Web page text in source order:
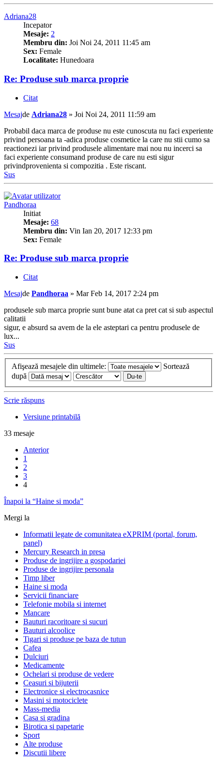
Adriana28
Incepator
Mesaje: 2
Membru din: Joi Noi 24, 2011 11:45 am
Sex: Female
Localitate: Hunedoara
Re: Produse sub marca proprie
Citat
Mesajde Adriana28 » Joi Noi 24, 2011 11:59 am
Probabil daca marca de produse nu este cunoscuta nu faci experiente
privind persoana ta -adica produse cosmetice la care nu stii cumo sa
reactionezi iar privind produsele alimentare mai nou nu incerci sa
faci experiente consumand produse de care nu esti sigur
privindprovenienta si compozitia . Este riscant.
Sus
Pandhoraa
Initiat
Mesaje: 68
Membru din: Vin Ian 20, 2017 12:33 pm
Sex: Female
Re: Produse sub marca proprie
Citat
Mesajde Pandhoraa » Mar Feb 14, 2017 2:24 pm
produsele sub marca proprie sunt bune atat ca pret cat si sub aspectul
calitatii
sigur, e absurd sa avem de la ele asteptari ca pentru produsele de
lux...
Sus
Afişează mesajele din ultimele:
Sortează
după
Scrie răspuns
Versiune printabilă
33 mesaje
Anterior
1
2
3
4
Înapoi la “Haine si moda”
Mergi la
Informatii legate de comunitatea eXPRIM (portal, forum,
panel)
Mercury Research in presa
Produse de ingrijire a gospodariei
Produse de ingrijire personala
Timp liber
Haine si moda
Servicii financiare
Telefonie mobila si internet
Mancare
Bauturi racoritoare si sucuri
Bauturi alcoolice
Tigari si produse pe baza de tutun
Cafea
Dulciuri
Medicamente
Ochelari si produse de vedere
Ceasuri si bijuterii
Electronice si electrocasnice
Masini si motociclete
Mass-media
Casa si gradina
Birotica si papetarie
Sport
Alte produse
Discutii libere